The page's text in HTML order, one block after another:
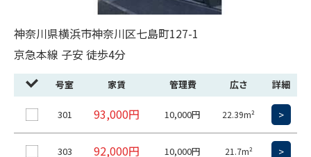
神奈川県横浜市神奈川区七島町127-1
京急本線 子安 徒歩4分
号室 家賃 管理費 広さ 詳細
301 93,000円 10,000円 22.39m² >
303 92,000円 10,000円 21.7m² >